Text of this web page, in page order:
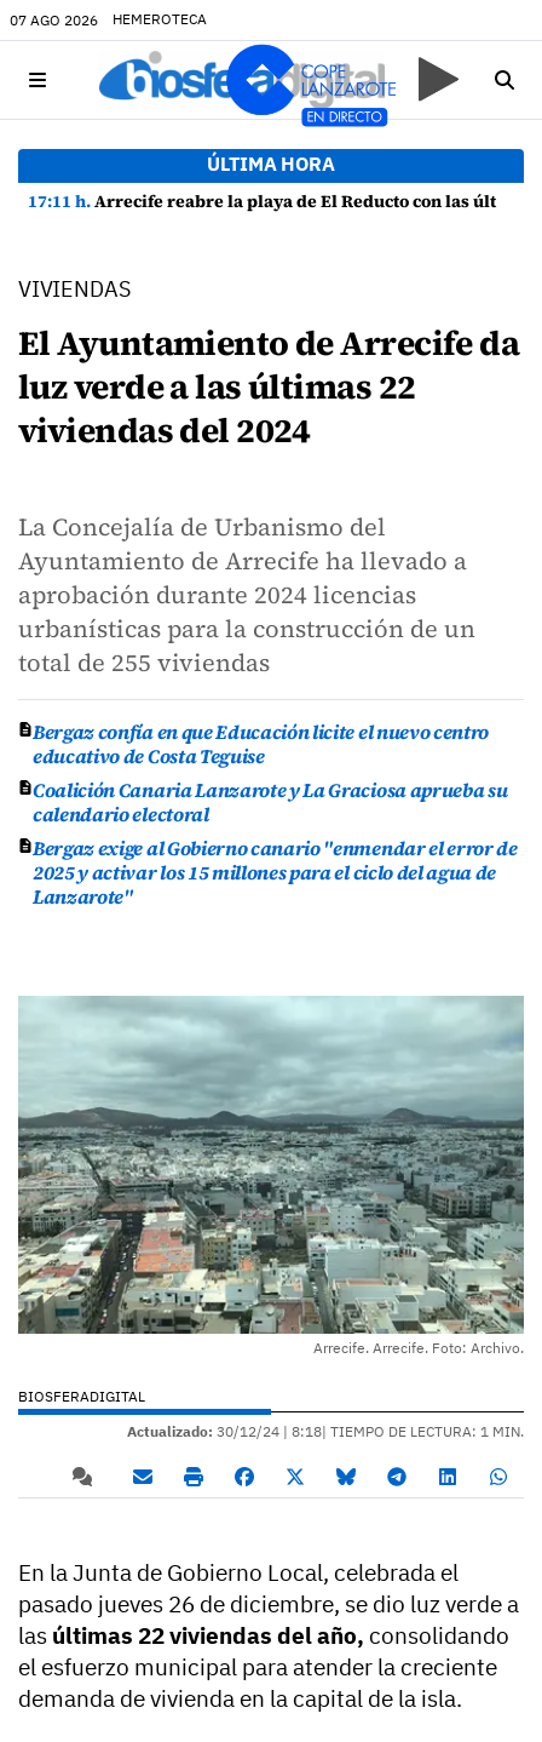
07 AGO 2026 HEMEROTECA
ÚLTIMA HORA
17:11 h.Arrecife reabre la playa de El Reducto con las últimas analíticas mostrando "una buena calidad de las aguas para el baño"
VIVIENDAS
El Ayuntamiento de Arrecife da
luz verde a las últimas 22
viviendas del 2024
La Concejalía de Urbanismo del
Ayuntamiento de Arrecife ha llevado a
aprobación durante 2024 licencias
urbanísticas para la construcción de un
total de 255 viviendas
Bergaz confía en que Educación licite el nuevo centro
educativo de Costa Teguise
Coalición Canaria Lanzarote y La Graciosa aprueba su
calendario electoral
Bergaz exige al Gobierno canario "enmendar el error de
2025 y activar los 15 millones para el ciclo del agua de
Lanzarote"
Arrecife. Arrecife. Foto: Archivo.
BIOSFERADIGITAL
Actualizado: 30/12/24 | 8:18| TIEMPO DE LECTURA: 1 MIN.
En la Junta de Gobierno Local, celebrada el
pasado jueves 26 de diciembre, se dio luz verde a
las últimas 22 viviendas del año, consolidando
el esfuerzo municipal para atender la creciente
demanda de vivienda en la capital de la isla.